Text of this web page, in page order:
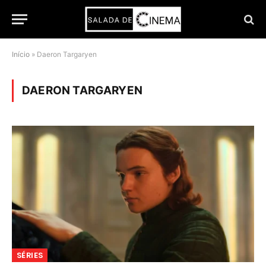
Início » Daeron Targaryen
DAERON TARGARYEN
SÉRIES